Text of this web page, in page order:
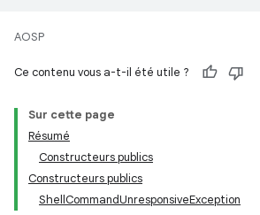
AOSP
Ce contenu vous a-t-il été utile ?
Sur cette page
Résumé
Constructeurs publics
Constructeurs publics
ShellCommandUnresponsiveException